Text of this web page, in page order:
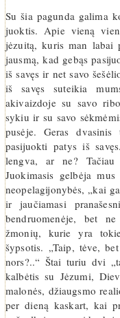
Su šia pagunda galima
juoktis. Apie vieną
jėzuitą, kuris man
jausmą, kad gebąs
iš savęs ir net savo
iš savęs suteikia
akivaizdoje su savo
sykiu ir su savo
pusėje. Geras
pasijuokti patys iš
lengva, ar ne? Tačiau
Juokimasis gelbėja
neopelagijonybės, „kai
ir jaučiamasi
bendruomenėje, bet
žmonių, kurie yra
šypsotis. „Taip, tėve,
nors?..“ Štai turiu dvi
kalbėtis su Jėzumi,
malonės, džiaugsmo
per dieną kaskart, kai